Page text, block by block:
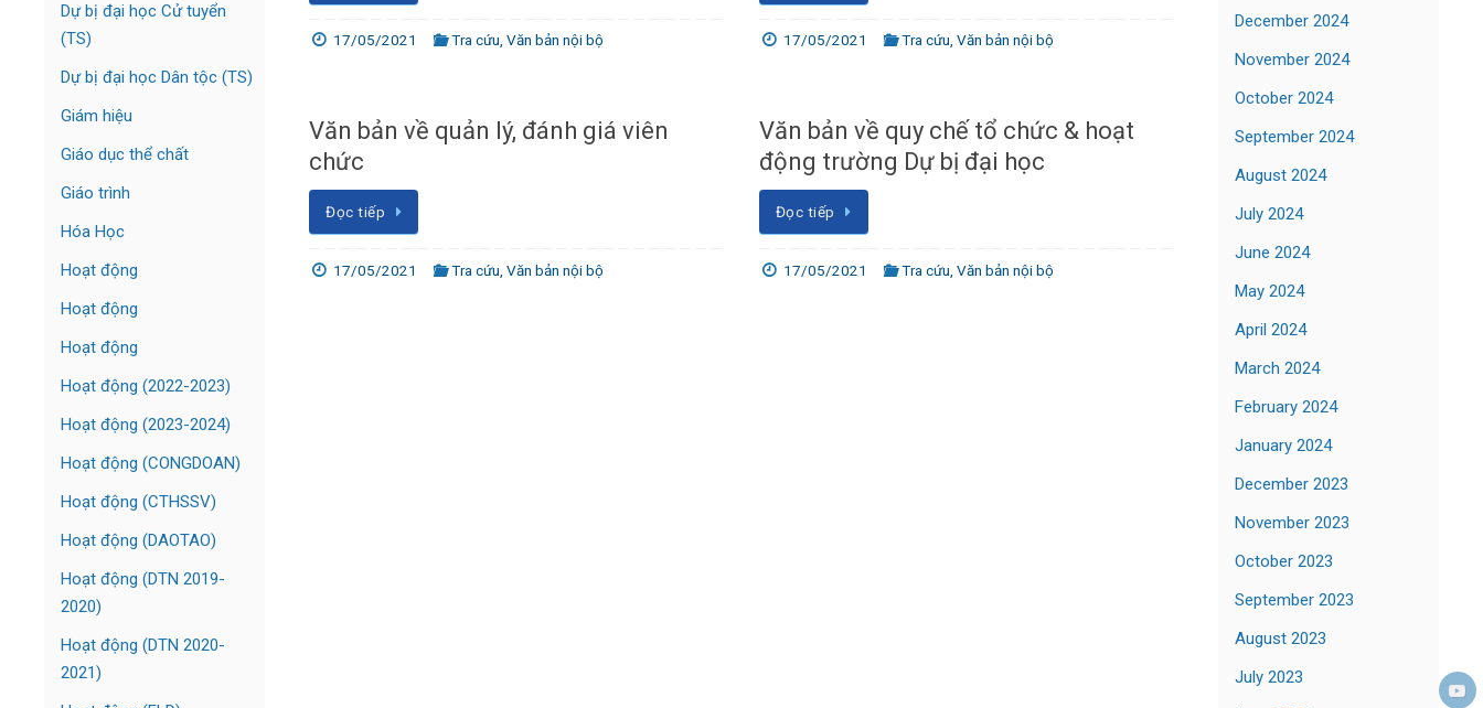
17/05/2021 Tra cứu,Văn bản nội bộ 17/05/2021 Tra cứu,Văn bản nội bộ
Văn bản về quản lý, đánh giá viên
chức
Đọc tiếp
17/05/2021 Tra cứu ,Văn bản nội bộ
Văn bản về quy chế tổ chức & hoạt
động trường Dự bị đại học
Đọc tiếp
17/05/2021 Tra cứu ,Văn bản nội bộ
Dự bị đại học Cử tuyển
(TS)
Dự bị đại học Dân tộc (TS)
Giám hiệu
Giáo dục thể chất
Giáo trình
Hóa Học
Hoạt động
Hoạt động
Hoạt động
Hoạt động (2022-2023)
Hoạt động (2023-2024)
Hoạt động (CONGDOAN)
Hoạt động (CTHSSV)
Hoạt động (DAOTAO)
Hoạt động (DTN 2019-
2020)
Hoạt động (DTN 2020-
2021)
December 2024
November 2024
October 2024
September 2024
August 2024
July 2024
June 2024
May 2024
April 2024
March 2024
February 2024
January 2024
December 2023
November 2023
October 2023
September 2023
August 2023
July 2023